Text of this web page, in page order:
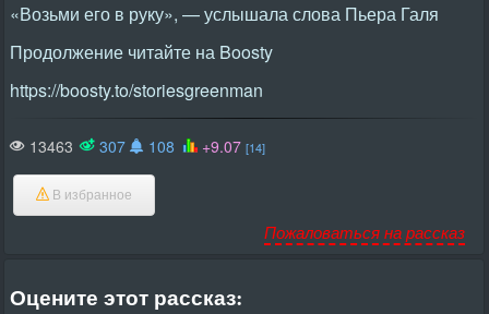
«Возьми его в руку», — услышала слова Пьера Галя
Продолжение читайте на Boosty
https://boosty.to/storiesgreenman
13463 307 108 +9.07 [14]
В избранное
Пожаловаться на рассказ
Оцените этот рассказ: